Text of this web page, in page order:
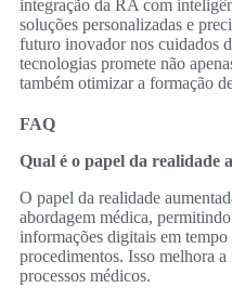
integração da RA com
soluções personalizadas e
futuro inovador nos cuidados
tecnologias promete não
também otimizar a formação
FAQ
Qual é o papel da realidade
O papel da realidade
abordagem médica,
informações digitais em tempo
procedimentos. Isso melhora
processos médicos.